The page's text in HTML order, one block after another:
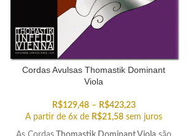
Cordas Avulsas Thomastik Dominant
Viola
R$129,48 – R$423,23
A partir de 6x de R$21,58 sem juros